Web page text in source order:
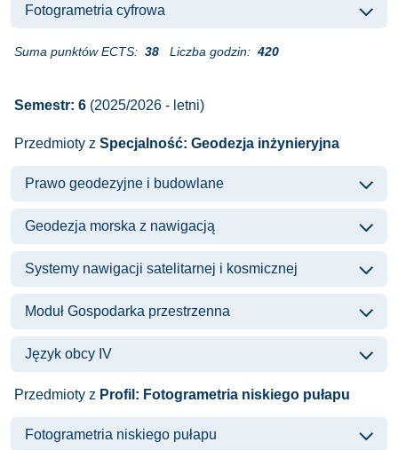
Fotogrametria cyfrowa
Suma punktów ECTS: 38 Liczba godzin: 420
Semestr: 6 (2025/2026 - letni)
Przedmioty z Specjalność: Geodezja inżynieryjna
Prawo geodezyjne i budowlane
Geodezja morska z nawigacją
Systemy nawigacji satelitarnej i kosmicznej
Moduł Gospodarka przestrzenna
Język obcy IV
Przedmioty z Profil: Fotogrametria niskiego pułapu
Fotogrametria niskiego pułapu